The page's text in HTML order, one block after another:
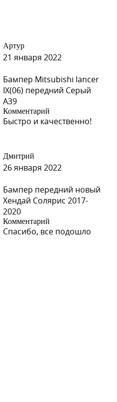
Артур
21 января 2022
Бампер Mitsubishi lancer
IX(06) передний Серый
A39
Комментарий
Быстро и качественно!
Дмитрий
26 января 2022
Бампер передний новый
Хендай Солярис 2017-
2020
Комментарий
Спасибо, все подошло